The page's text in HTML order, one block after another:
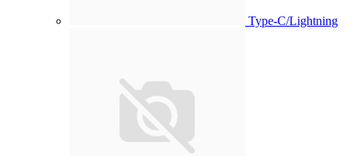
Type-C/Lightning